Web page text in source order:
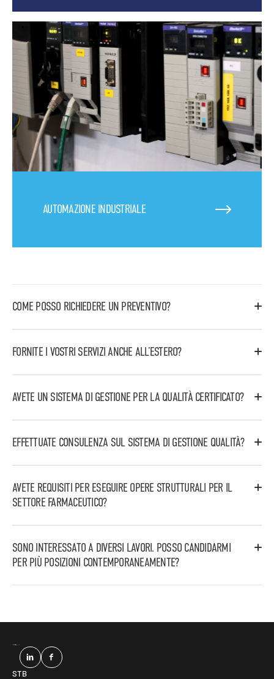
AUTOMAZIONE INDUSTRIALE
COME POSSO RICHIEDERE UN PREVENTIVO?
È possibile richiedere un preventivo inviando un’email
la richiesta.
FORNITE I VOSTRI SERVIZI ANCHE ALL’ESTERO?
Si, lavoriamo su scala nazionale ed internazionale
offrendo servizi in vari settori industriali, dal farmaceutico
al chimico, dall’alimentare all’energetico.
AVETE UN SISTEMA DI GESTIONE PER LA QUALITÀ CERTIFICATO?
Si, siamo certificati UNI EN ISO 9001:2015.
EFFETTUATE CONSULENZA SUL SISTEMA DI GESTIONE QUALITÀ?
Si, siamo in grado di offrire consulenza per la gestione del
Operating Procedures.
AVETE REQUISITI PER ESEGUIRE OPERE STRUTTURALI PER IL
SETTORE FARMACEUTICO?
Si, siamo certificati UNI EN 1090-1:2009+A1:2011 e siamo in
acciaio inox.
SONO INTERESSATO A DIVERSI LAVORI. POSSO CANDIDARMI
PER PIÙ POSIZIONI CONTEMPORANEAMENTE?
Una volta completata la tua domanda online, puoi
STB